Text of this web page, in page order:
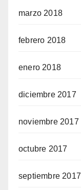
marzo 2018
febrero 2018
enero 2018
diciembre 2017
noviembre 2017
octubre 2017
septiembre 2017